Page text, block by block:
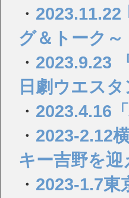
・
グ＆トーク
・ 2023.9.23
日劇ウエス
・ 2023.4.16
・ 2023-2.12
キー吉野を
・ 2023-1.7東